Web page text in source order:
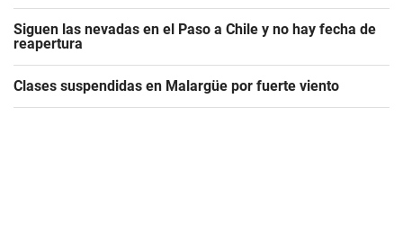
Siguen las nevadas en el Paso a Chile y no hay fecha de
reapertura
Clases suspendidas en Malargüe por fuerte viento